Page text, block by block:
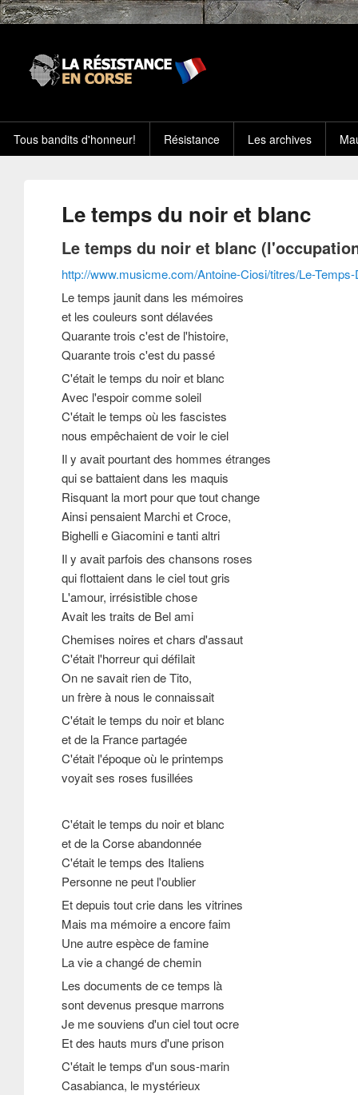
Tous bandits d'honneur! Résistance Les archives
Le temps du noir et blanc
Le temps du noir et blanc
http://www.musicme.com/Antoine-Ciosi/titres/Le-
Le temps jaunit dans les mémoires
et les couleurs sont délavées
Quarante trois c'est de l'histoire,
Quarante trois c'est du passé
C'était le temps du noir et blanc
Avec l'espoir comme soleil
C'était le temps où les fascistes
nous empêchaient de voir le ciel
Il y avait pourtant des hommes étranges
qui se battaient dans les maquis
Risquant la mort pour que tout change
Ainsi pensaient Marchi et Croce,
Bighelli e Giacomini e tanti altri
Il y avait parfois des chansons roses
qui flottaient dans le ciel tout gris
L'amour, irrésistible chose
Avait les traits de Bel ami
Chemises noires et chars d'assaut
C'était l'horreur qui défilait
On ne savait rien de Tito,
un frère à nous le connaissait
C'était le temps du noir et blanc
et de la France partagée
C'était l'époque où le printemps
voyait ses roses fusillées
C'était le temps du noir et blanc
et de la Corse abandonnée
C'était le temps des Italiens
Personne ne peut l'oublier
Et depuis tout crie dans les vitrines
Mais ma mémoire a encore faim
Une autre espèce de famine
La vie a changé de chemin
Les documents de ce temps là
sont devenus presque marrons
Je me souviens d'un ciel tout ocre
Et des hauts murs d'une prison
C'était le temps d'un sous-marin
Casabianca, le mystérieux